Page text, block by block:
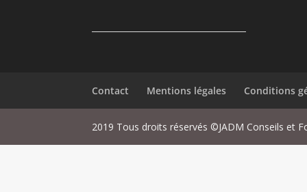
Contact Mentions légales Conditions
2019 Tous droits réservés ©JADM Conseils et